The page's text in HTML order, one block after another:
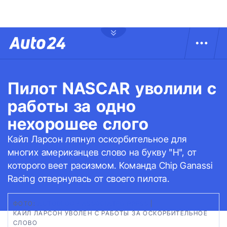
Пилот NASCAR уволили с
работы за одно
нехорошее слого
Кайл Ларсон ляпнул оскорбительное для
многих американцев слово на букву "Н", от
которого веет расизмом. Команда Chip Ganassi
Racing отвернулась от своего пилота.
ФОТО:
КАЙЛ ЛАРСОН УВОЛЕН С РАБОТЫ ЗА ОСКОРБИТЕЛЬНОЕ
СЛОВО